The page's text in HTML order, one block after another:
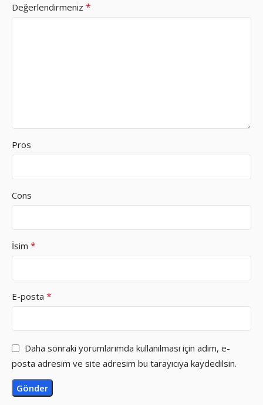
Değerlendirmeniz *
Pros
Cons
İsim *
E-posta *
Daha sonraki yorumlarımda kullanılması için adım, e-
posta adresim ve site adresim bu tarayıcıya kaydedilsin.